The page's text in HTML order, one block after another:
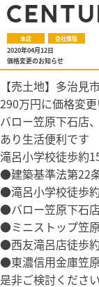
本店 会社情報
2020年04月12日
価格変更のお知らせ
【売土地】多治
290万円に価格変更
バロー笠原下石店
あり生活便利です
滝呂小学校徒歩約
●建築基準法第22
●滝呂小学校徒歩
●バロー笠原下石
●ミニストップ笠
●西友滝呂店徒歩
●東濃信用金庫笠
是非ご検討くださ